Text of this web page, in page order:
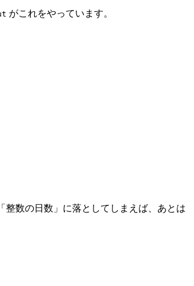
がこれをやっています。
数の日数」に落としてしまえば、あとは